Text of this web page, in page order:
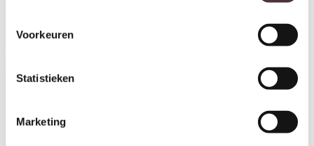
Voorkeuren
Statistieken
Marketing
Teak meidenkasten
spekkasten Teak tv meubels
teakhouten dressoirs
teakhouten opbergkast
Tuinmeubelen